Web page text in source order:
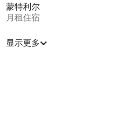
蒙特利尔
月租住宿
显示更多